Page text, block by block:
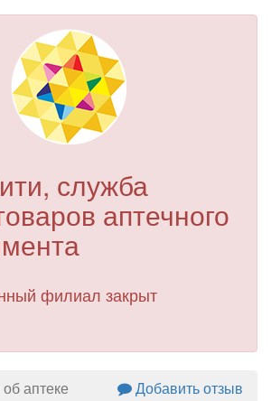
служба
аптечного
филиал закрыт
аптеке Добавить отзыв